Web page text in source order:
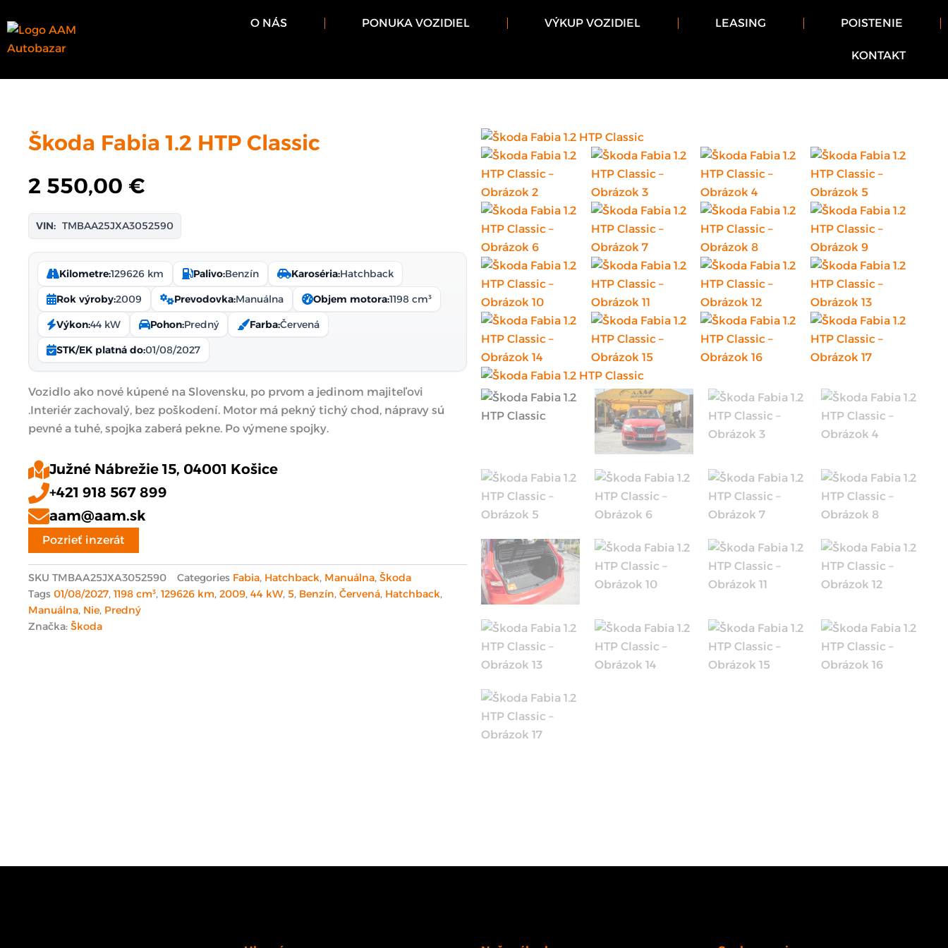
na
obsah
O NÁS PONUKA VOZIDIEL VÝKUP VOZIDIEL LEASING POISTENIE
KONTAKT
Škoda Fabia 1.2 HTP Classic
2 550,00 €
VIN: TMBAA25JXA3052590
Kilometre:129626 km Palivo:Benzín Karoséria:Hatchback
Rok výroby:2009 Prevodovka:Manuálna Objem motora:1198 cm³
Výkon:44 kW Pohon:Predný Farba:Červená
STK/EK platná do:01/08/2027
Vozidlo ako nové kúpené na Slovensku, po prvom a jedinom majiteľovi
.Interiér zachovalý, bez poškodení. Motor má pekný tichý chod, nápravy sú
pevné a tuhé, spojka zaberá pekne. Po výmene spojky.
Južné Nábrežie 15, 04001 Košice
+421 918 567 899
aam@aam.sk
Pozrieť inzerát
SKU TMBAA25JXA3052590 Categories Fabia, Hatchback, Manuálna, Škoda
Tags 01/08/2027, 1198 cm³, 129626 km, 2009, 44 kW, 5, Benzín, Červená, Hatchback,
Manuálna, Nie, Predný
Značka: Škoda